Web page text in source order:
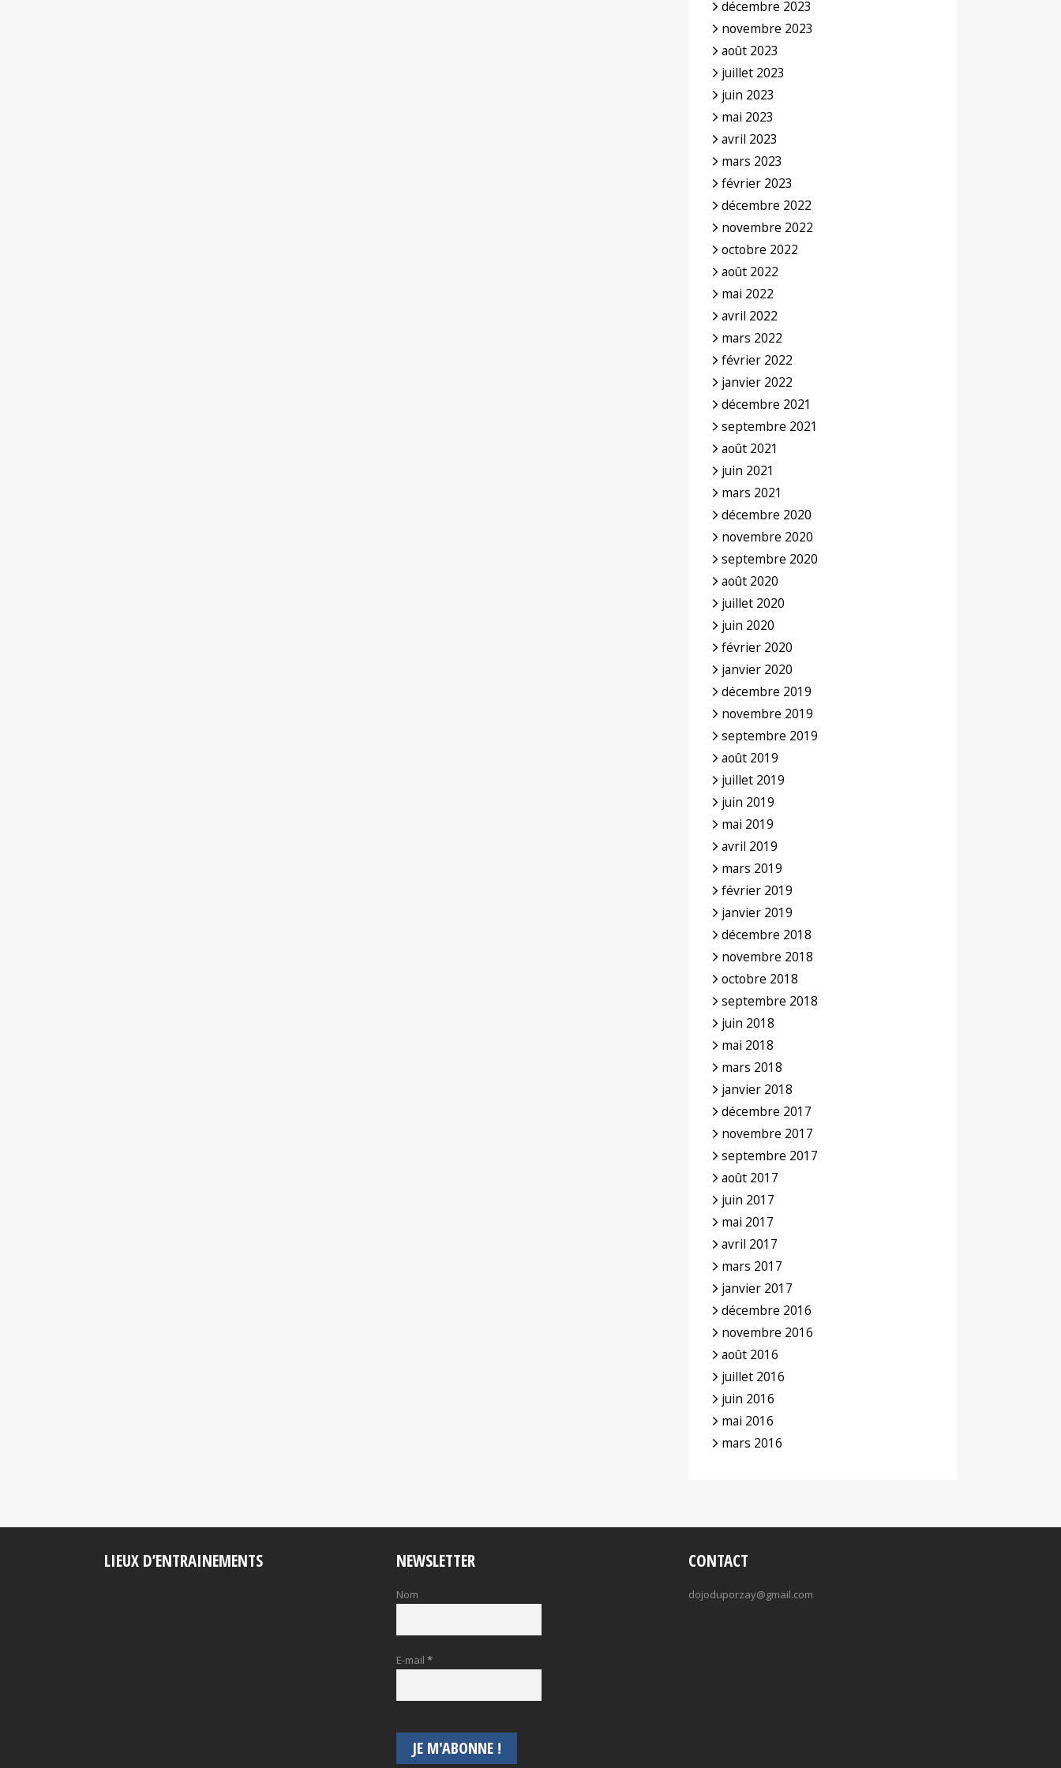
décembre 2023
novembre 2023
août 2023
juillet 2023
juin 2023
mai 2023
avril 2023
mars 2023
février 2023
décembre 2022
novembre 2022
octobre 2022
août 2022
mai 2022
avril 2022
mars 2022
février 2022
janvier 2022
décembre 2021
septembre 2021
août 2021
juin 2021
mars 2021
décembre 2020
novembre 2020
septembre 2020
août 2020
juillet 2020
juin 2020
février 2020
janvier 2020
décembre 2019
novembre 2019
septembre 2019
août 2019
juillet 2019
juin 2019
mai 2019
avril 2019
mars 2019
février 2019
janvier 2019
décembre 2018
novembre 2018
octobre 2018
septembre 2018
juin 2018
mai 2018
mars 2018
janvier 2018
décembre 2017
novembre 2017
septembre 2017
août 2017
juin 2017
mai 2017
avril 2017
mars 2017
janvier 2017
décembre 2016
novembre 2016
août 2016
juillet 2016
juin 2016
mai 2016
mars 2016
LIEUX D’ENTRAINEMENTS NEWSLETTER
Nom
E-mail *
CONTACT
dojoduporzay@gmail.com